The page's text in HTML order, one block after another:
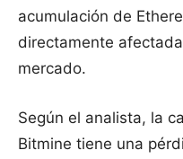
acumulación de
directamente
mercado.
Según el analista, la
Bitmine tiene una